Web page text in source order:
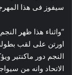
سيفوز فى هذا
“واثناء هذا ظهر
اورتن على لقب بطولة
النجم دور ماكنتير
الاتحاد وانه من